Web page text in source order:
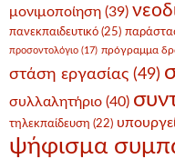
μονιμοποίηση (39)
πανεκπαιδευτικό (25)
προσοντολόγιο (17) πρόγραμμα
στάση εργασίας (49)
συλλαλητήριο (40)
τηλεκπαίδευση (22)
ψήφισμα